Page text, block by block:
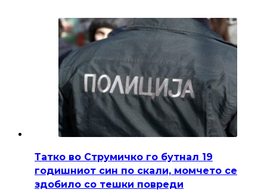
Татко во Струмичко го бутнал 19
годишниот син по скали, момчето се
здобило со тешки повреди